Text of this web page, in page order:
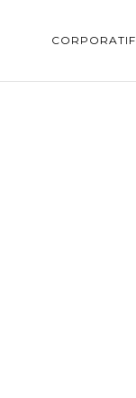
CORPORATIF